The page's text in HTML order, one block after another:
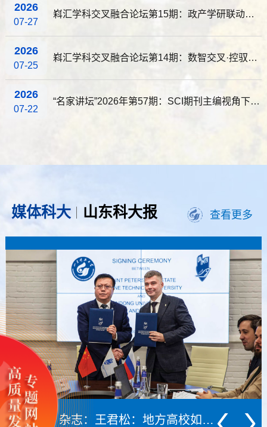
2026
07-27
嵙汇学科交叉融合论坛第15期：政产学研联动赋能服务国家战略效能跃升
2026
07-25
嵙汇学科交叉融合论坛第14期：数智交叉·控驭万物--人工智能驱动的智能计算与复杂系统控制前沿
2026
07-22
“名家讲坛”2026年第57期：SCI期刊主编视角下的论文撰写与发表（总1159期）
媒体科大 山东科大报 查看更多
《中国青年报》：一群年轻人让矿工口罩“会说话”